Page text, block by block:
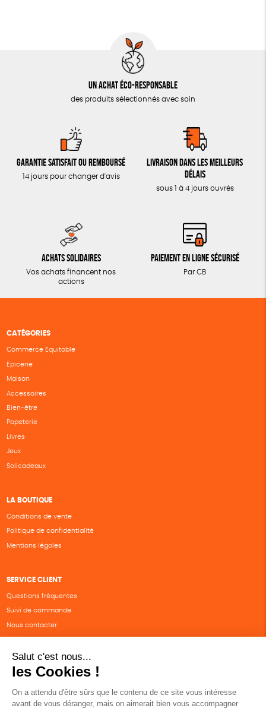
Un achat éco-responsable
des produits sélectionnés avec soin
Garantie satisfait ou remboursé
14 jours pour changer d'avis
Livraison dans les meilleurs
délais
sous 1 à 4 jours ouvrés
Achats solidaires
Vos achats financent nos
actions
Paiement en ligne sécurisé
Par CB
CATÉGORIES
Commerce Equitable
Epicerie
Maison
Accessoires
Bien-être
Papeterie
Livres
Jeux
Solicadeaux
LA BOUTIQUE
Conditions de vente
Politique de confidentialité
Mentions légales
SERVICE CLIENT
Questions fréquentes
Suivi de commande
Nous contacter
SUIVEZ-NOUS